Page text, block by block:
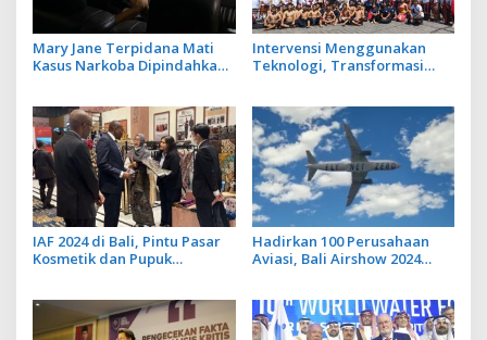
Mary Jane Terpidana Mati
Kasus Narkoba Dipindahkan
Intervensi Menggunakan
Teknologi, Transformasi
IAF 2024 di Bali, Pintu Pasar
Kosmetik dan Pupuk
Hadirkan 100 Perusahaan
Aviasi, Bali Airshow 2024